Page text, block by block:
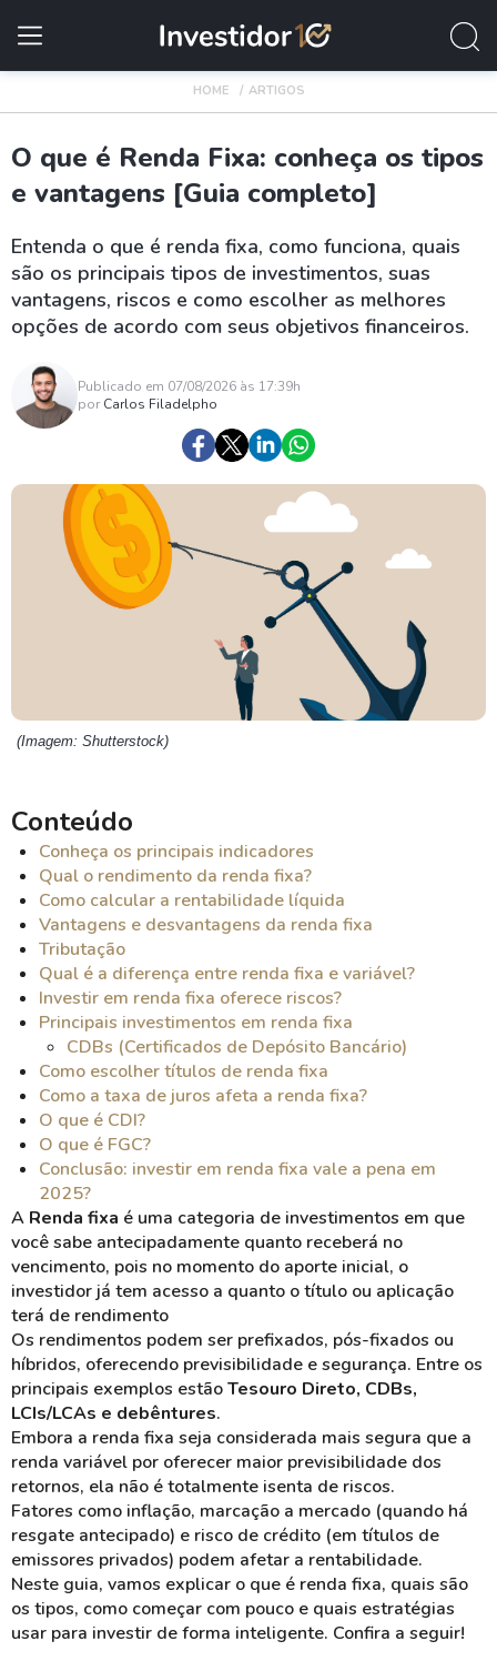
HOME ARTIGOS
O que é Renda Fixa: conheça os tipos
e vantagens [Guia completo]
Entenda o que é renda fixa, como funciona, quais
são os principais tipos de investimentos, suas
vantagens, riscos e como escolher as melhores
opções de acordo com seus objetivos financeiros.
Publicado em 07/08/2026 às 17:39h
por Carlos Filadelpho
(Imagem: Shutterstock)
Conteúdo
Conheça os principais indicadores
Qual o rendimento da renda fixa?
Como calcular a rentabilidade líquida
Vantagens e desvantagens da renda fixa
Tributação
Qual é a diferença entre renda fixa e variável?
Investir em renda fixa oferece riscos?
Principais investimentos em renda fixa
CDBs (Certificados de Depósito Bancário)
Como escolher títulos de renda fixa
Como a taxa de juros afeta a renda fixa?
O que é CDI?
O que é FGC?
Conclusão: investir em renda fixa vale a pena em
2025?
A Renda fixa é uma categoria de investimentos em que
você sabe antecipadamente quanto receberá no
vencimento, pois no momento do aporte inicial, o
investidor já tem acesso a quanto o título ou aplicação
terá de rendimento
Os rendimentos podem ser prefixados, pós-fixados ou
híbridos, oferecendo previsibilidade e segurança. Entre os
principais exemplos estãoTesouro Direto, CDBs,
LCIs/LCAs e debêntures.
Embora a renda fixa seja considerada mais segura que a
renda variável por oferecer maior previsibilidade dos
retornos, ela não é totalmente isenta de riscos.
Fatores como inflação, marcação a mercado (quando há
resgate antecipado) e risco de crédito (em títulos de
emissores privados) podem afetar a rentabilidade.
Neste guia, vamos explicar o que é renda fixa, quais são
os tipos, como começar com pouco e quais estratégias
usar para investir de forma inteligente. Confira a seguir!